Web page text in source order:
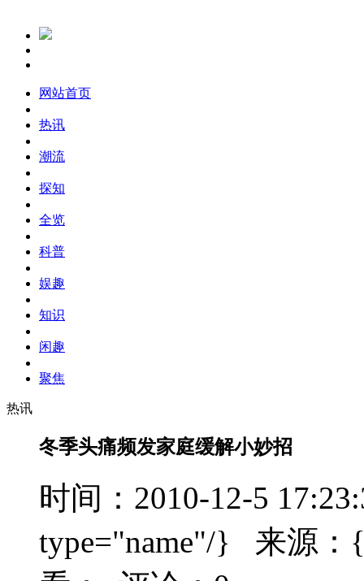
网站首页
热讯
潮流
探知
全览
科普
娱趣
知识
闲趣
聚焦
热讯
冬季头痛频发家庭缓解小妙招
时间：2010-12-5
type="name"/} 来源：